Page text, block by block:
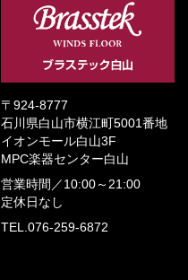
〒924-8777
石川県白山市横江町5001番地
イオンモール白山3F
MPC楽器センター白山
営業時間／ 10:00～21:00
定休日なし
TEL.076-259-6872